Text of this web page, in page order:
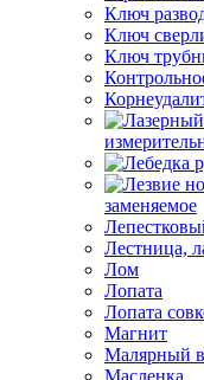
Ключ
Ключ
Ключ
заменяемое
Лестница,
Лом
Лопата
Лопата
Магнит
Малярный
Масленка